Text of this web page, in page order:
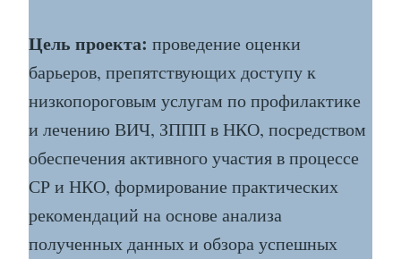
Цель проекта: проведение оценки
барьеров, препятствующих доступу к
низкопороговым услугам по профилактике
и лечению ВИЧ, ЗППП в НКО, посредством
обеспечения активного участия в процессе
СР и НКО, формирование практических
рекомендаций на основе анализа
полученных данных и обзора успешных